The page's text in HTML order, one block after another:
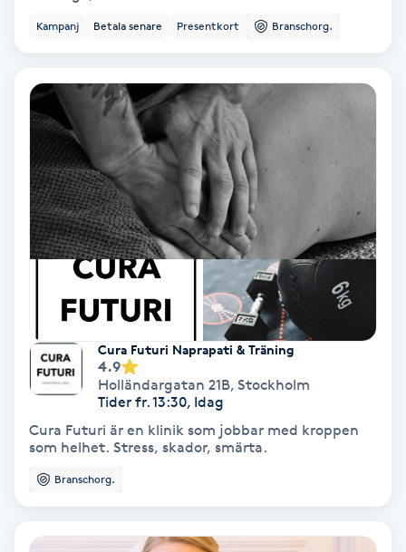
Reikihealing
Reiki massage
Restorative Yoga
Rosacea
Rosenmetoden
Ryggmassage
Samtalsterapi
Senioryoga
Shiatsu
Kampanj Betala senare Presentkort Branschorg.
Cura Futuri Naprapati & Träning
4.9
Holländargatan 21B, Stockholm
Tider fr. 13:30, Idag
Cura Futuri är en klinik som jobbar med kroppen
som helhet. Stress, skador, smärta.
Branschorg.